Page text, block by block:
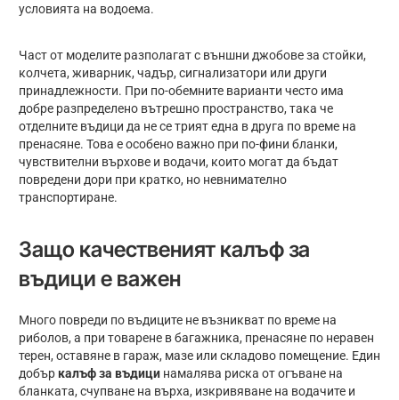
условията на водоема.
Част от моделите разполагат с външни джобове за стойки,
колчета, живарник, чадър, сигнализатори или други
принадлежности. При по-обемните варианти често има
добре разпределено вътрешно пространство, така че
отделните въдици да не се трият една в друга по време на
пренасяне. Това е особено важно при по-фини бланки,
чувствителни върхове и водачи, които могат да бъдат
повредени дори при кратко, но невнимателно
транспортиране.
Защо качественият калъф за
въдици е важен
Много повреди по въдиците не възникват по време на
риболов, а при товарене в багажника, пренасяне по неравен
терен, оставяне в гараж, мазе или складово помещение. Един
добър калъф за въдици намалява риска от огъване на
бланката, счупване на върха, изкривяване на водачите и